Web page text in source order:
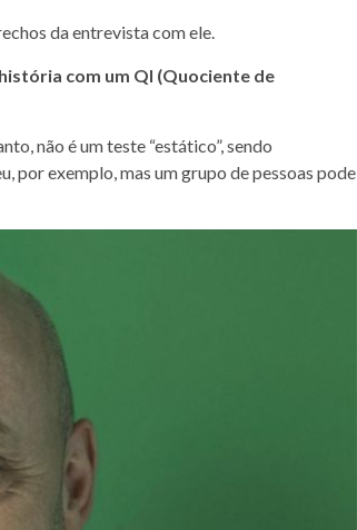
da entrevista com ele.
com um QI (Quociente de
não é um teste “estático”, sendo
por exemplo, mas um grupo de pessoas pode